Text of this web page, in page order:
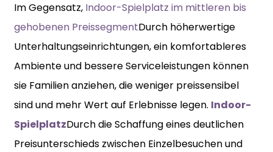
Im Gegensatz, Indoor-Spielplatz im mittleren bis
gehobenen PreissegmentDurch höherwertige
Unterhaltungseinrichtungen, ein komfortableres
Ambiente und bessere Serviceleistungen können
sie Familien anziehen, die weniger preissensibel
sind und mehr Wert auf Erlebnisse legen. Indoor-
SpielplatzDurch die Schaffung eines deutlichen
Preisunterschieds zwischen Einzelbesuchen und